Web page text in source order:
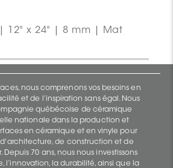
12" x 24" | 8 mm | Mat
nous comprenons vos besoins en
et de l’inspiration sans égal. Nous
québécoise de céramique
nationale dans la production et
en céramique et en vinyle pour
d'architecture, de construction et de
70 ans, nous nous investissons
l’innovation, la durabilité, ainsi que la